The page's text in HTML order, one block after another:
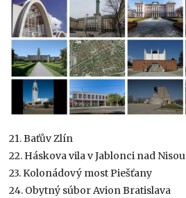
21. Baťův Zlín
22. Háskova vila v Jablonci nad Nisou
23. Kolonádový most Piešťany
24. Obytný súbor Avion Bratislava